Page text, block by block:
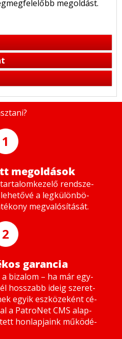
megoldást.
1
megoldások
rend­sze­
a leg­kü­lön­bö­
meg­va­ló­sí­tá­sát.
2
garancia
bi­za­lom – ha már egy­
hosszabb ide­ig sze­ret­
egyik esz­kö­ze­ként cé­
a Pat­ro­Net CMS alap­
hon­lap­ja­ink mű­kö­dé­